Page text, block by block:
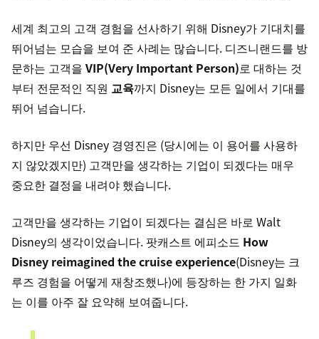
세계 최고의 고객 경험을 선사하기 위해 Disney가 기대치를
뛰어넘는 모습을 보여 준 사례는 많습니다. 디즈니랜드를 방
문하는 고객을 VIP(Very Important Person)로 대하는 것
부터 전문적인 직원 교육까지 Disney는 모든 일에서 기대를
뛰어 넘습니다.
하지만 우선 Disney 경영진은 (당시에는 이 용어를 사용하
지 않았겠지만) 고객만을 생각하는 기업이 되겠다는 매우
중요한 결정을 내려야 했습니다.
고객만을 생각하는 기업이 되겠다는 결심은 바로 Walt
Disney의 생각이었습니다. 팟캐스트 에피소드 How
Disney reimagined the cruise experience(Disney는 크
루즈 경험을 어떻게 재창조했나)에 등장하는 한 가지 일화
는 이를 아주 잘 요약해 보여줍니다.